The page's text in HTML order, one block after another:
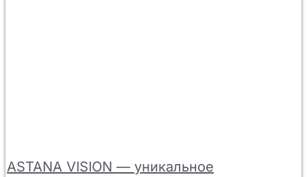
ASTANA VISION — уникальное